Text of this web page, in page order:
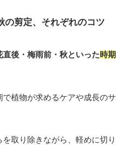
の剪定、それぞれのコツ
後・梅雨前・秋といった時期
植物が求めるケアや成長のサ
取り除きながら、軽めに切り